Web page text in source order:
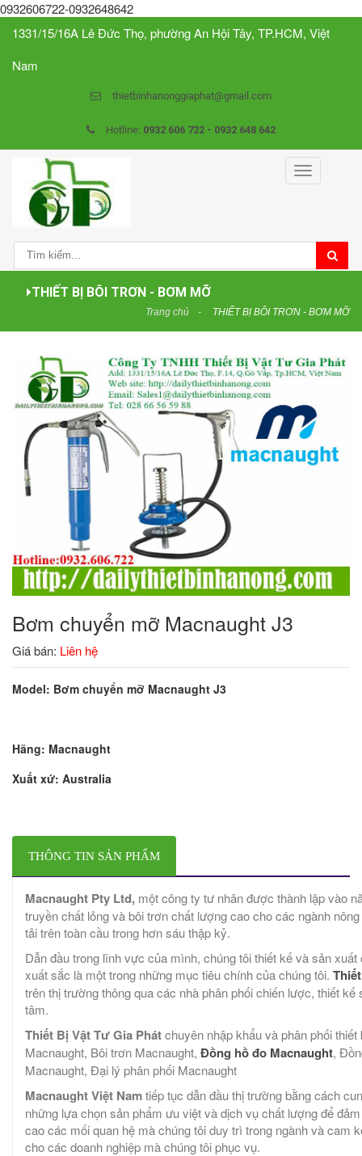
0932606722-0932648642
1331/15/16A Lê Đức Thọ, phường An Hội Tây, TP.HCM, Việt
Nam
thietbinhanonggiaphat@gmail.com
Hotline: 0932 606 722 - 0932 648 642
Toggle
navigation
THIẾT BỊ BÔI TRƠN - BƠM MỠ
Trang chủ THIẾT BỊ BÔI TRƠN - BƠM MỠ
Bơm chuyển mỡ Macnaught J3
Giá bán: Liên hệ
Model: Bơm chuyển mỡ Macnaught J3
Hãng: Macnaught
Xuất xứ: Australia
THÔNG TIN SẢN PHẨM
Macnaught Pty Ltd, một công ty tư nhân được thành lập vào
truyền chất lỏng và bôi trơn chất lượng cao cho các ngành
tải trên toàn cầu trong hơn sáu thập kỷ.
Dẫn đầu trong lĩnh vực của mình, chúng tôi thiết kế và sản
xuất sắc là một trong những mục tiêu chính của chúng tôi.
trên thị trường thông qua các nhà phân phối chiến lược, thiết
tâm.
Thiết Bị Vật Tư Gia Phátchuyên nhập khẩu và phân phối
Macnaught, Bôi trơn Macnaught, Đồng hồ đo Macnaught,
Macnaught, Đại lý phân phối Macnaught
Macnaught Việt Namtiếp tục dẫn đầu thị trường bằng cách
những lựa chọn sản phẩm ưu việt và dịch vụ chất lượng để
cao các mối quan hệ mà chúng tôi duy trì trong ngành và cam
cho các doanh nghiệp mà chúng tôi phục vụ.